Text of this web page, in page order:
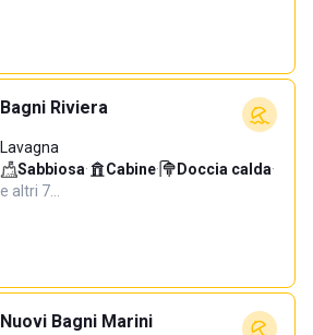
Bagni Riviera
Lavagna
Sabbiosa· Cabine· Doccia calda·
e altri 7…
Nuovi Bagni Marini